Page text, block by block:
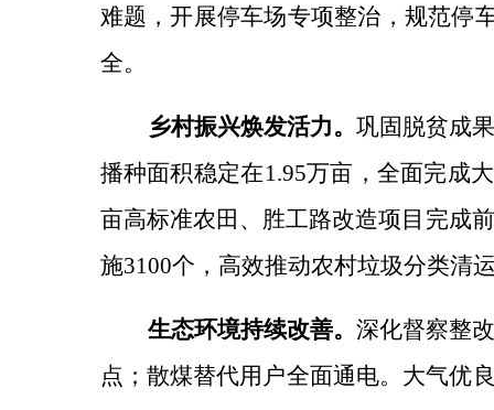
难题，开展停车场专项整治，规范停
全。
乡村振兴焕发活力。巩固脱贫成
播种面积稳定在1.95万亩，全面完成
亩高标准农田、胜工路改造项目完成
施3100个，高效推动农村垃圾分类清
生态环境持续改善。 深化督察整
点；散煤替代用户全面通电。大气优